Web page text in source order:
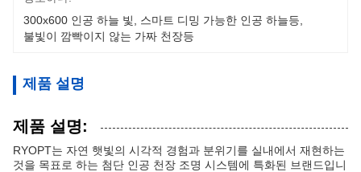
300x600 인공 하늘 빛
스마트 디밍 가능한 인공 하늘등
불빛이 깜빡이지 않는 가짜 천장등
제품 설명
제품 설명:
RYOPT는 자연 햇빛의 시각적 경험과 분위기를 실내에서 재현하는
것을 목표로 하는 첨단 인공 천장 조명 시스템에 특화된 브랜드입니